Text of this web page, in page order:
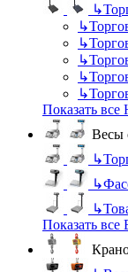
↳
↳
↳
↳
↳
↳
Показать
Весы
↳
↳
↳
Показать все